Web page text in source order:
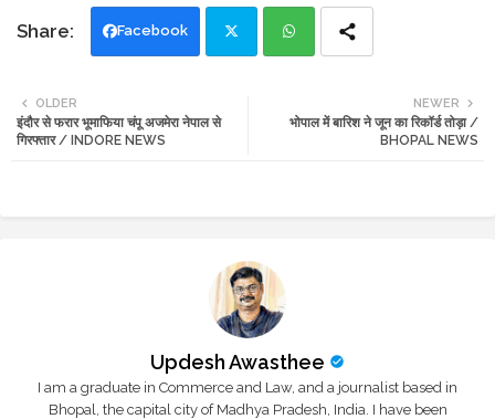
Facebook
tte ats
NEWER
भोपाल में बारिश ने जून का रिकॉर्ड तोड़ा /
BHOPAL NEWS
OLDER
इंदौर से फरार भूमाफिया चंपू अजमेरा नेपाल से
गिरफ्तार / INDORE NEWS
Updesh Awasthee
I am a graduate in Commerce and Law, and a journalist based in
Bhopal, the capital city of Madhya Pradesh, India. I have been